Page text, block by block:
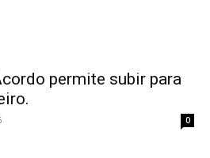
permite subir para
0